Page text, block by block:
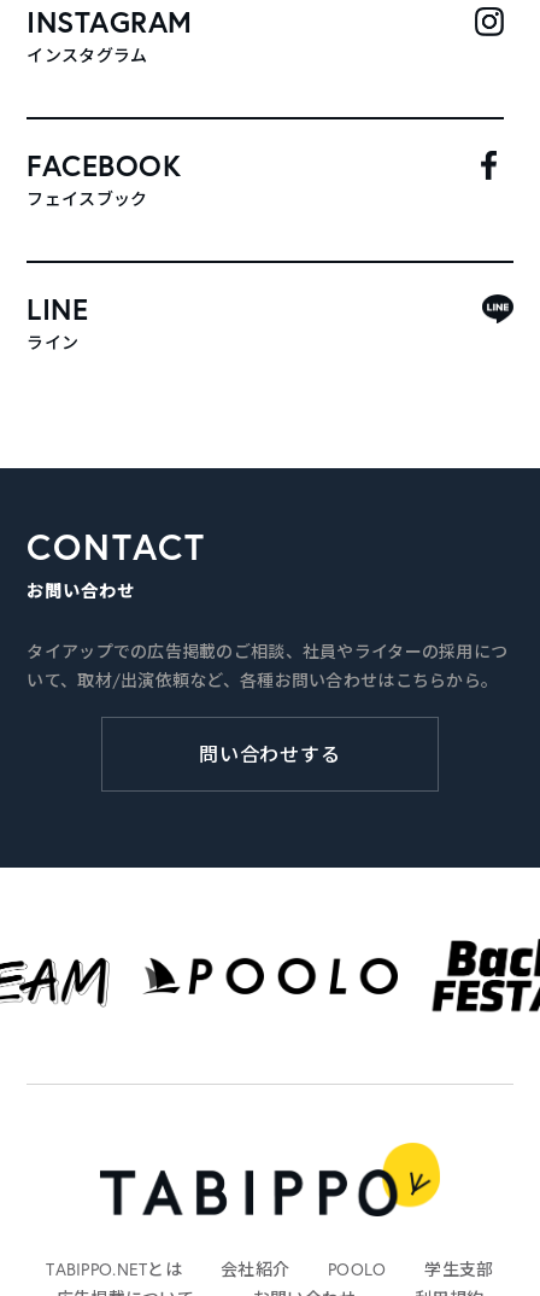
INSTAGRAM
インスタグラム
FACEBOOK
フェイスブック
LINE
ライン
CONTACT
お問い合わせ
タイアップでの広告掲載のご相談、社員やライターの採用につ
いて、取材/出演依頼など、各種お問い合わせはこちらから。
問い合わせする
TABIPPO.NETとは 会社紹介 POOLO
学生支部